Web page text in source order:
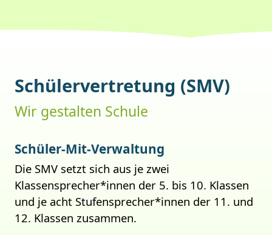
Schülervertretung (SMV)
Wir gestalten Schule
Schüler-Mit-Verwaltung
Die SMV setzt sich aus je zwei
Klassensprecher*innen der 5. bis 10. Klassen
und je acht Stufensprecher*innen der 11. und
12. Klassen zusammen.